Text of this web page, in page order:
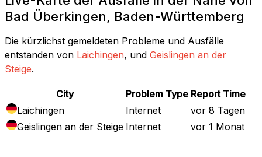
Bad Überkingen, Baden-Württemberg
Die kürzlichst gemeldeten Probleme und Ausfälle
entstanden von Laichingen, und Geislingen an der
Steige.
City Problem Type Report Time
Laichingen
Internet
vor 8 Tagen
Geislingen an der Steige Internet vor 1 Monat